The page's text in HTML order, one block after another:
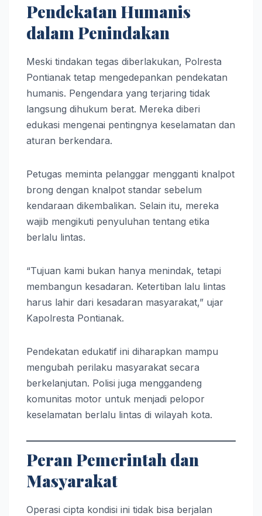
Pendekatan Humanis
dalam Penindakan
Meski tindakan tegas diberlakukan, Polresta
Pontianak tetap mengedepankan pendekatan
humanis. Pengendara yang terjaring tidak
langsung dihukum berat. Mereka diberi
edukasi mengenai pentingnya keselamatan dan
aturan berkendara.
Petugas meminta pelanggar mengganti knalpot
brong dengan knalpot standar sebelum
kendaraan dikembalikan. Selain itu, mereka
wajib mengikuti penyuluhan tentang etika
berlalu lintas.
“Tujuan kami bukan hanya menindak, tetapi
membangun kesadaran. Ketertiban lalu lintas
harus lahir dari kesadaran masyarakat,” ujar
Kapolresta Pontianak.
Pendekatan edukatif ini diharapkan mampu
mengubah perilaku masyarakat secara
berkelanjutan. Polisi juga menggandeng
komunitas motor untuk menjadi pelopor
keselamatan berlalu lintas di wilayah kota.
Peran Pemerintah dan
Masyarakat
Operasi cipta kondisi ini tidak bisa berjalan